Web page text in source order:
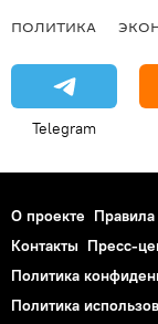
ПОЛИТИКА
Telegram
О проекте
Контакты Пресс-
Политика
Политика